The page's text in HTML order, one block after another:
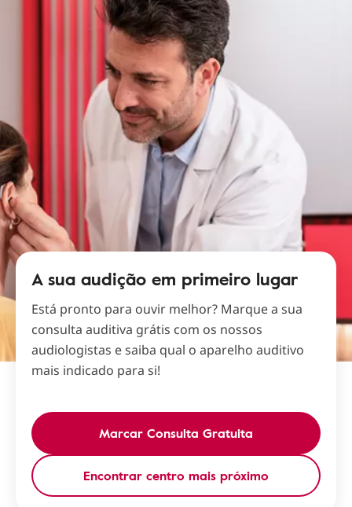
A sua audição em primeiro lugar
Está pronto para ouvir melhor? Marque a sua
consulta auditiva grátis com os nossos
audiologistas e saiba qual o aparelho auditivo
mais indicado para si!
Marcar Consulta Gratuita
Encontrar centro mais próximo